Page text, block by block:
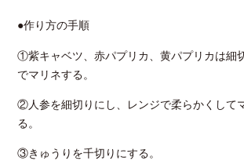
●作り方の手順
①紫キャベツ、赤パプリカ、黄パプリカは細
でマリネする。
②人参を細切りにし、レンジで柔らかくして
る。
③きゅうりを千切りにする。